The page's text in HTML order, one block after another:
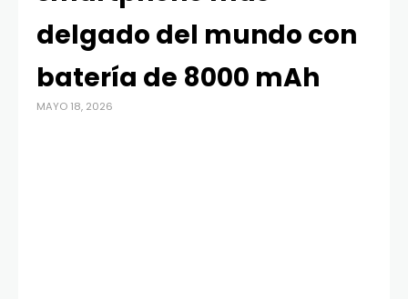
delgado del mundo con
batería de 8000 mAh
MAYO 18, 2026